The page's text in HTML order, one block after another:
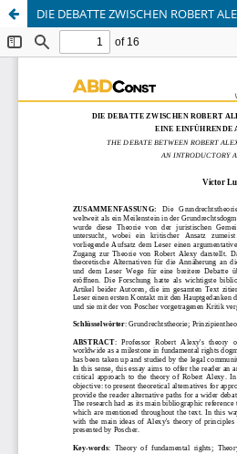
DIE DEBATTE ZWISCHEN ROBERT